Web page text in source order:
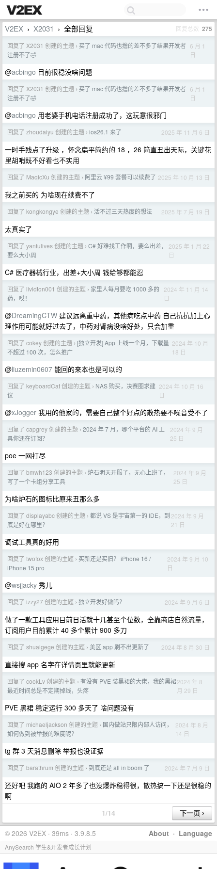
V2EX › X2031 › 全部回复 回复总数 275
回复了 X2031 创建的主题 › 买了 mac 代码也撸的差不多了结果开发者
注册不了🤣
6 月 1
日
@acbingo 目前很稳没啥问题
回复了 X2031 创建的主题 › 买了 mac 代码也撸的差不多了结果开发者
注册不了🤣
6 月 1
日
@acbingo 用老婆手机电话注册成功了，这玩意很邪门
回复了 zhoudaiyu 创建的主题 › ios26.1 来了 2025 年 11 月 6 日
一时手残点了升级 ，怀念扁平简约的 18 ，26 简直丑出天际，关键花
里胡哨既不好看也不实用
回复了 MaqicXu 创建的主题 › 阿里云 ¥99 套餐可以续费了 2025 年 10 月 13 日
我之前买的 为啥现在续费不了
回复了 kongkongye 创建的主题 › 活不过三天热度的想法 2025 年 7 月 19 日
太真实了
回复了 yanfulives 创建的主题 › C# 好难找工作啊，要么出差，
要么大小周
2025 年 1 月 22
日
C# 医疗器械行业，出差+大小周 钱给够都能忍
回复了 lividton001 创建的主题 › 家里人每月要吃 1000 多的
药，哎！
2024 年 11 月 14
日
@DreamingCTW 建议远离重中药，其他病吃点中药 自己抗抗加上心
理作用可能就好过去了，中药对肾病没啥好处，只会加重
回复了 cokey 创建的主题 › [独立开发] App 上线一个月，下载量
不超过 100 次，怎么推广
2024 年 10 月
18 日
@liuzemin0607 能回的来本也是可以的
回复了 keyboardCat 创建的主题 › NAS 购买，决赛圈求建
议
2024 年 10 月 16
日
@xJogger 我用的他家的，需要自己整个好点的散热要不噪音受不了
回复了 capgrey 创建的主题 › 2024 年 7 月，哪个平台的 AI 工
具你还在订阅？
2024 年 9 月
25 日
poe 一网打尽
回复了 bmwh123 创建的主题 › 炉石明天开服了，无心上班了，
写了一个卡组分享工具
2024 年 9 月
25 日
为啥炉石的图标比原来丑那么多
回复了 displayabc 创建的主题 › 都说 VS 是宇宙第一的 IDE，到
底是好在哪里？
2024 年 9 月
21 日
调试工具真的好用
回复了 twofox 创建的主题 › 买新还是买旧？ iPhone 16 /
iPhone 15 pro
2024 年 9 月 10
日
@wsjjacky 秀儿
回复了 izzy27 创建的主题 › 独立开发好做吗？ 2024 年 9 月 6 日
做了一款工具应用目前日活就十几甚至个位数，全靠商店自然流量，
订阅用户目前累计 40 多个累计 900 多刀
回复了 shuaigege 创建的主题 › 美区 app 刷不出更新了 2024 年 8 月 30 日
直接搜 app 名字在详情页里就能更新
回复了 cookLv 创建的主题 › 有没有 PVE 装黑裙的大佬，我的黑裙
最近时间总是不定期掉线，头疼
2024 年 8
月 29 日
PVE 黑裙 稳定运行 300 多天了 啥问题没有
回复了 michaeljackson 创建的主题 › 国内做站只限内部人访问，
如何做到被举报的难度呢？
2024 年 8 月
14 日
tg 群 3 天消息删除 举报也没证据
回复了 barathrum 创建的主题 › 到底还是 all in boom 了 2024 年 7 月 9 日
还好吧 我跑的 AIO 2 年多了也没爆炸稳得很，散热搞一下还是很稳的
啊
1/14
About · Language
© 2026 V2EX · 39ms · 3.9.8.5
AnySearch 学生&开发者成长计划